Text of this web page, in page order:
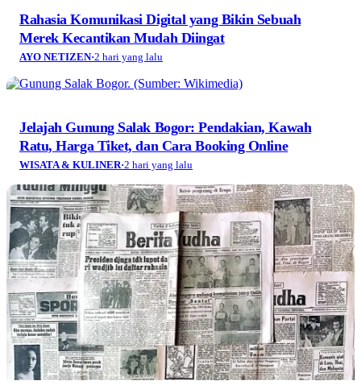
Rahasia Komunikasi Digital yang Bikin Sebuah
Merek Kecantikan Mudah Diingat
AYO NETIZEN·2 hari yang lalu
Jelajah Gunung Salak Bogor: Pendakian, Kawah
Ratu, Harga Tiket, dan Cara Booking Online
WISATA & KULINER·2 hari yang lalu